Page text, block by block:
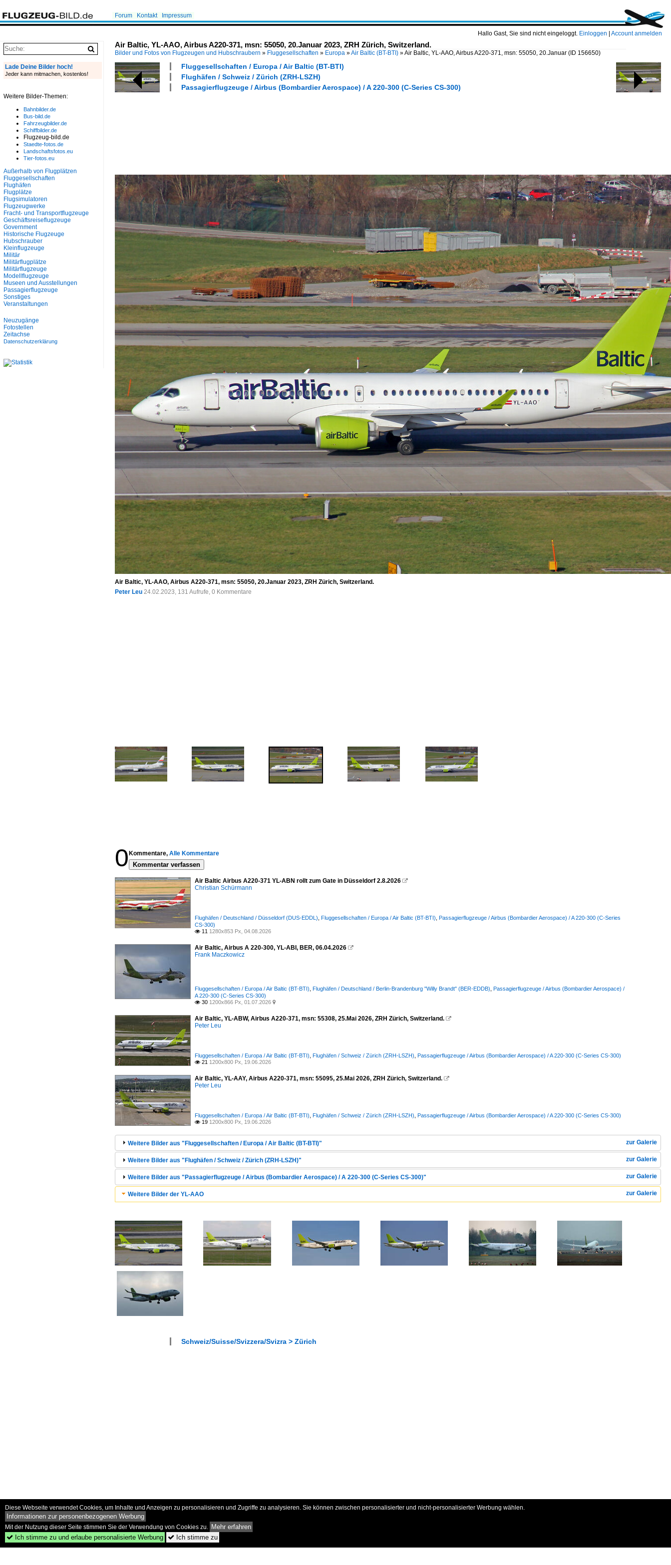
Hallo Gast, Sie sind nicht eingeloggt. Einloggen Account anmelden
Forum Kontakt Impressum
Air Baltic, YL-AAO, Airbus A220-371, msn: 55050, 20.Januar 2023, ZRH Zürich, Switzerland.
Bilder und Fotos von Flugzeugen und Hubschraubern » Fluggesellschaften » Europa »Air Baltic (BT-BTI) »Air Baltic, YL-AAO, Airbus A220-371, msn: 55050, 20.Januar (ID 156650)
Fluggesellschaften / Europa / Air Baltic (BT-BTI)
Flughäfen / Schweiz / Zürich (ZRH-LSZH)
Passagierflugzeuge / Airbus (Bombardier Aerospace) / A 220-300 (C-Series CS-300)
Air Baltic, YL-AAO, Airbus A220-371, msn: 55050, 20.Januar 2023, ZRH Zürich, Switzerland.
Peter Leu 24.02.2023, 131 Aufrufe, 0 Kommentare
0 Kommentare, Alle Kommentare
Kommentar verfassen
Air Baltic Airbus A220-371 YL-ABN rollt zum Gate in Düsseldorf 2.8.2026 
Christian Schürmann
Flughäfen / Deutschland / Düsseldorf (DUS-EDDL) Fluggesellschaften / Europa / Air Baltic (BT-BTI) Passagierflugzeuge / Airbus (Bombardier Aerospace) / A 220-300 (C-Series
CS-300)
 11 1280x853 Px, 04.08.2026
Air Baltic, Airbus A 220-300, YL-ABI, BER, 06.04.2026 
Frank Maczkowicz
Fluggesellschaften / Europa / Air Baltic (BT-BTI) Flughäfen / Deutschland / Berlin-Brandenburg "Willy Brandt" (BER-EDDB) Passagierflugzeuge / Airbus (Bombardier Aerospace) /
A 220-300 (C-Series CS-300)
 30 1200x866 Px, 01.07.2026 
Air Baltic, YL-ABW, Airbus A220-371, msn: 55308, 25.Mai 2026, ZRH Zürich, Switzerland. 
Peter Leu
Fluggesellschaften / Europa / Air Baltic (BT-BTI) Flughäfen / Schweiz / Zürich (ZRH-LSZH) Passagierflugzeuge / Airbus (Bombardier Aerospace) / A 220-300 (C-Series CS-300)
 21 1200x800 Px, 19.06.2026
Air Baltic, YL-AAY, Airbus A220-371, msn: 55095, 25.Mai 2026, ZRH Zürich, Switzerland. 
Peter Leu
Fluggesellschaften / Europa / Air Baltic (BT-BTI) Flughäfen / Schweiz / Zürich (ZRH-LSZH) Passagierflugzeuge / Airbus (Bombardier Aerospace) / A 220-300 (C-Series CS-300)
 19 1200x800 Px, 19.06.2026
zur Galerie
Weitere Bilder aus "Fluggesellschaften / Europa / Air Baltic (BT-BTI)"
zur Galerie
Weitere Bilder aus "Flughäfen / Schweiz / Zürich (ZRH-LSZH)"
zur Galerie
Weitere Bilder aus "Passagierflugzeuge / Airbus (Bombardier Aerospace) / A 220-300 (C-Series CS-300)"
zur Galerie
Weitere Bilder der YL-AAO
Schweiz/Suisse/Svizzera/Svizra > Zürich
Lade Deine Bilder hoch!
Jeder kann mitmachen, kostenlos!
Weitere Bilder-Themen:
Bahnbilder.de
Bus-bild.de
Fahrzeugbilder.de
Schiffbilder.de
Flugzeug-bild.de
Staedte-fotos.de
Landschaftsfotos.eu
Tier-fotos.eu
Außerhalb von Flugplätzen
Fluggesellschaften
Flughäfen
Flugplätze
Flugsimulatoren
Flugzeugwerke
Fracht- und Transportflugzeuge
Geschäftsreiseflugzeuge
Government
Historische Flugzeuge
Hubschrauber
Kleinflugzeuge
Militär
Militärflugplätze
Militärflugzeuge
Modellflugzeuge
Museen und Ausstellungen
Passagierflugzeuge
Sonstiges
Veranstaltungen
Neuzugänge
Fotostellen
Zeitachse
Datenschutzerklärung
Diese Webseite verwendet Cookies, um Inhalte und Anzeigen zu personalisieren und Zugriffe zu analysieren. Sie können zwischen personalisierter und nicht-personalisierter Werbung wählen.
Informationen zur personenbezogenen Werbung
Mit der Nutzung dieser Seite stimmen Sie der Verwendung von Cookies zu. Mehr erfahren
 Ich stimme zu und erlaube personalisierte Werbung  Ich stimme zu